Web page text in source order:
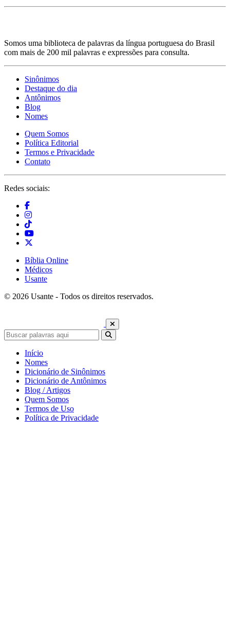
Somos uma biblioteca de palavras da língua portuguesa do Brasil
com mais de 200 mil palavras e expressões para consulta.
Sinônimos
Destaque do dia
Antônimos
Blog
Nomes
Quem Somos
Política Editorial
Termos e Privacidade
Contato
Redes sociais:
Bíblia Online
Médicos
Usante
© 2026 Usante - Todos os direitos reservados.
Início
Nomes
Dicionário de Sinônimos
Dicionário de Antônimos
Blog / Artigos
Quem Somos
Termos de Uso
Política de Privacidade